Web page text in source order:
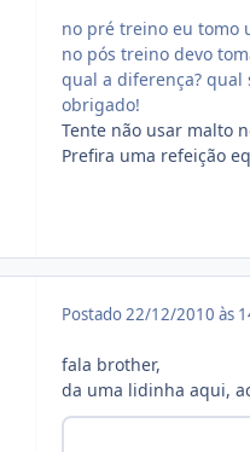
no pré treino eu tomo
no pós treino devo
qual a diferença? qual
obrigado!
Tente não usar malto
Prefira uma refeição
Postado22/12/2010 às
fala brother,
da uma lidinha aqui,